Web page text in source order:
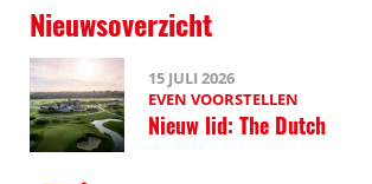
Nieuwsoverzicht
15 JULI 2026
EVEN VOORSTELLEN
Nieuw lid: The Dutch